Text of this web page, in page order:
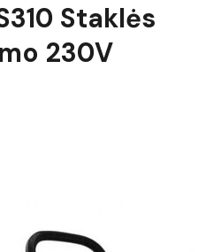
Staklės
230V